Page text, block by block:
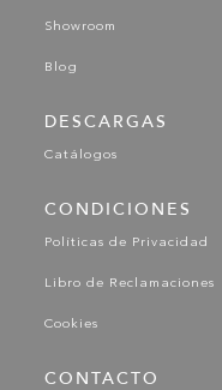
Showroom
Blog
DESCARGAS
Catálogos
CONDICIONES
Políticas de Privacidad
Libro de Reclamaciones
Cookies
CONTACTO